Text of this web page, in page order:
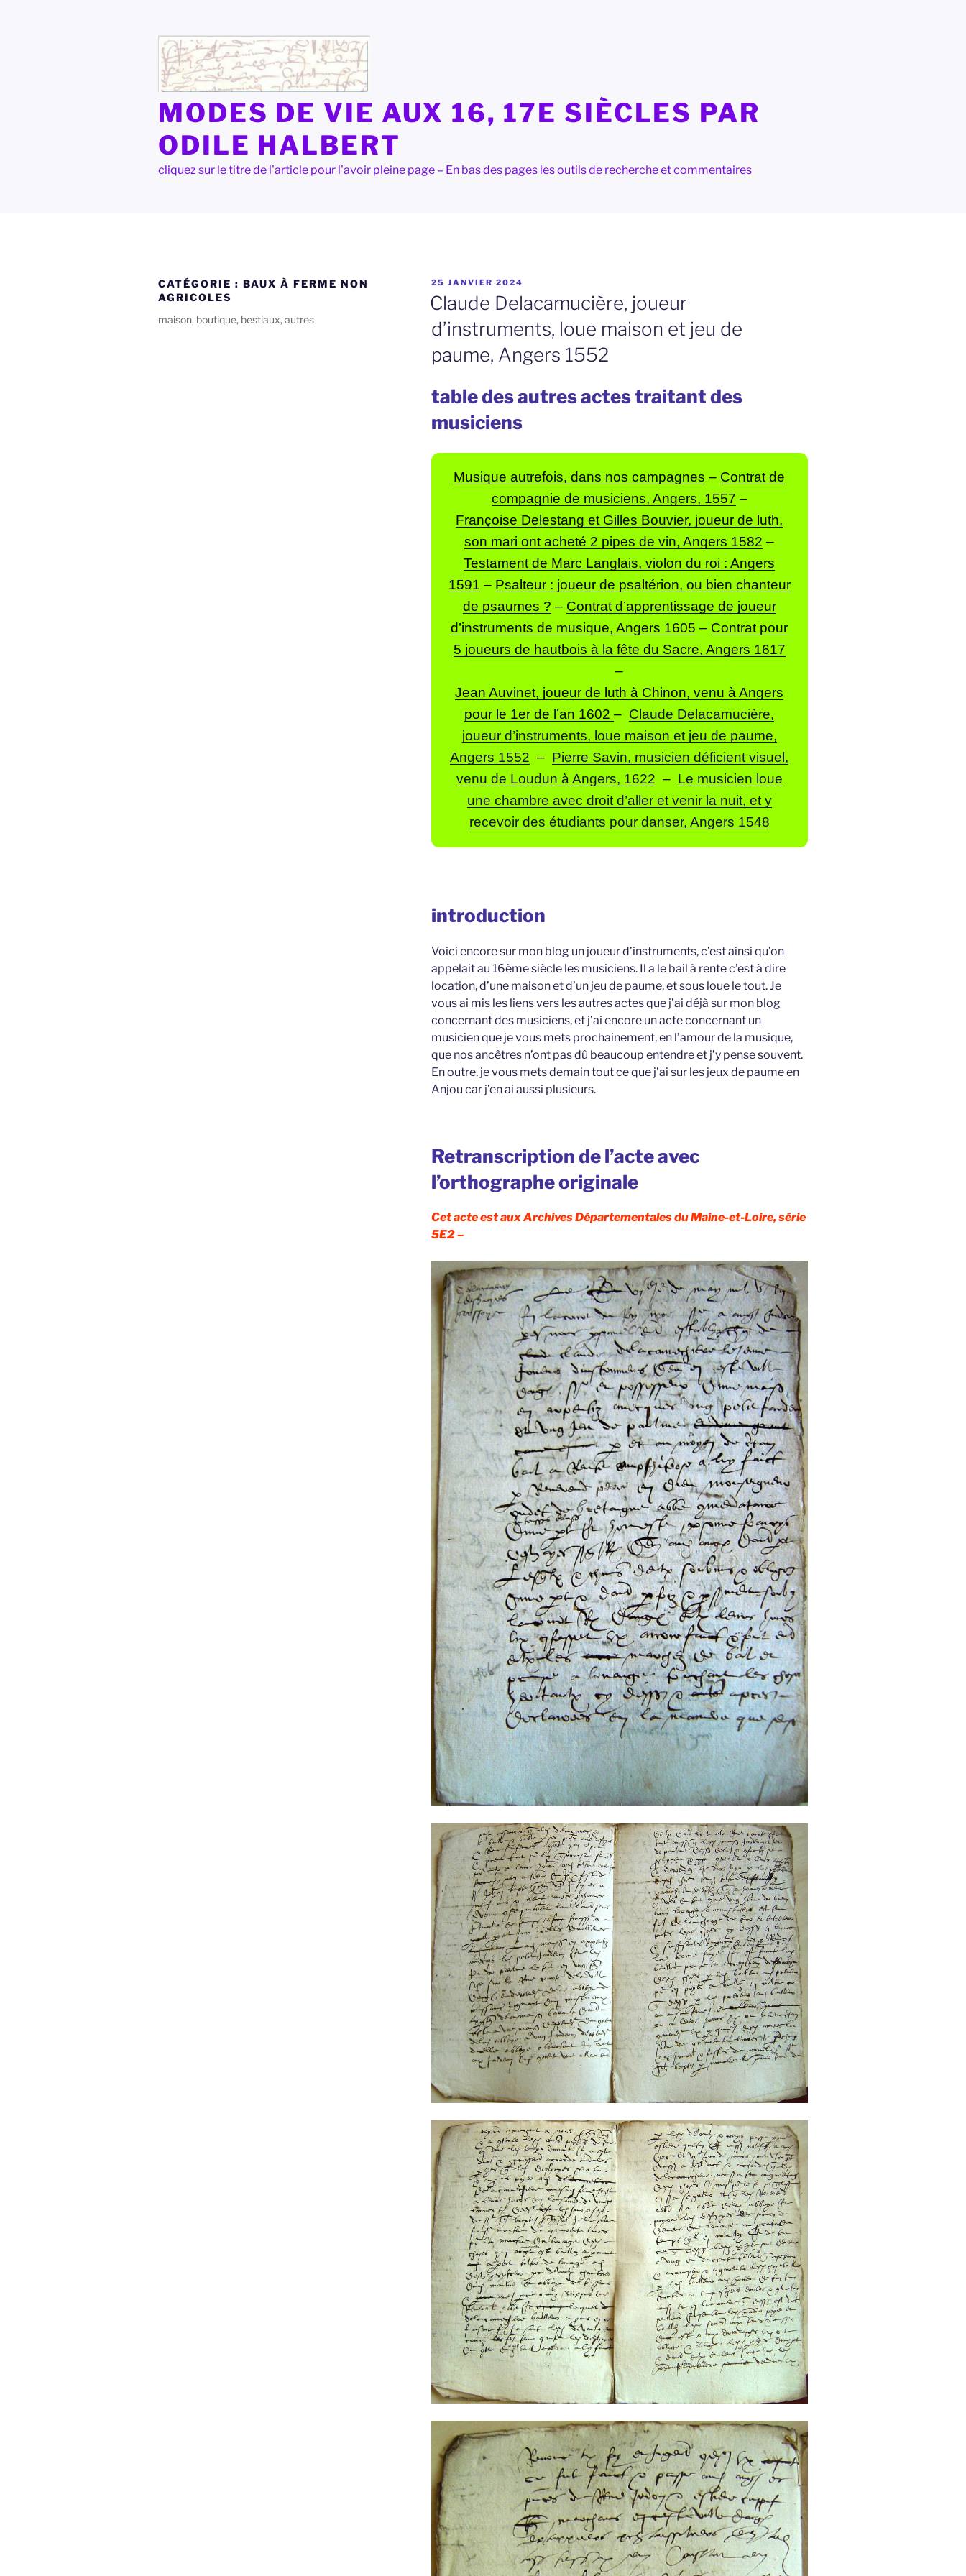
MODES DE VIE AUX 16, 17E SIÈCLES PAR
ODILE HALBERT
cliquez sur le titre de l'article pour l'avoir pleine page – En bas des pages les outils de recherche et commentaires
CATÉGORIE : BAUX À FERME NON
AGRICOLES
maison, boutique, bestiaux, autres
PUBLIÉ
LE
25 JANVIER 2024
Claude Delacamucière, joueur
d’instruments, loue maison et jeu de
paume, Angers 1552
table des autres actes traitant des
musiciens
Musique autrefois, dans nos campagnes – Contrat de
compagnie de musiciens, Angers, 1557 –
Françoise Delestang et Gilles Bouvier, joueur de luth,
son mari ont acheté 2 pipes de vin, Angers 1582 –
Testament de Marc Langlais, violon du roi : Angers
1591 – Psalteur : joueur de psaltérion, ou bien chanteur
de psaumes ? – Contrat d’apprentissage de joueur
d’instruments de musique, Angers 1605 – Contrat pour
5 joueurs de hautbois à la fête du Sacre, Angers 1617
–
Jean Auvinet, joueur de luth à Chinon, venu à Angers
pour le 1er de l’an 1602– Claude Delacamucière,
joueur d’instruments, loue maison et jeu de paume,
Angers 1552 – Pierre Savin, musicien déficient visuel,
venu de Loudun à Angers, 1622 – Le musicien loue
une chambre avec droit d’aller et venir la nuit, et y
recevoir des étudiants pour danser, Angers 1548
introduction
Voici encore sur mon blog un joueur d’instruments, c’est ainsi qu’on
appelait au 16ème siècle les musiciens. Il a le bail à rente c’est à dire
location, d’une maison et d’un jeu de paume, et sous loue le tout. Je
vous ai mis les liens vers les autres actes que j’ai déjà sur mon blog
concernant des musiciens, et j’ai encore un acte concernant un
musicien que je vous mets prochainement, en l’amour de la musique,
que nos ancêtres n’ont pas dû beaucoup entendre et j’y pense souvent.
En outre, je vous mets demain tout ce que j’ai sur les jeux de paume en
Anjou car j’en ai aussi plusieurs.
Retranscription de l’acte avec
l’orthographe originale
Cet acte est aux Archives Départementales du Maine-et-Loire, série
5E2 –